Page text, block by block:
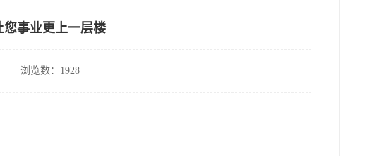
您事业更上一层楼
浏览数：1928